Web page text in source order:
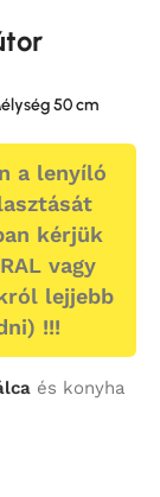
50 cm
a lenyíló
kérjük
vagy
lejjebb
!!!
és konyha